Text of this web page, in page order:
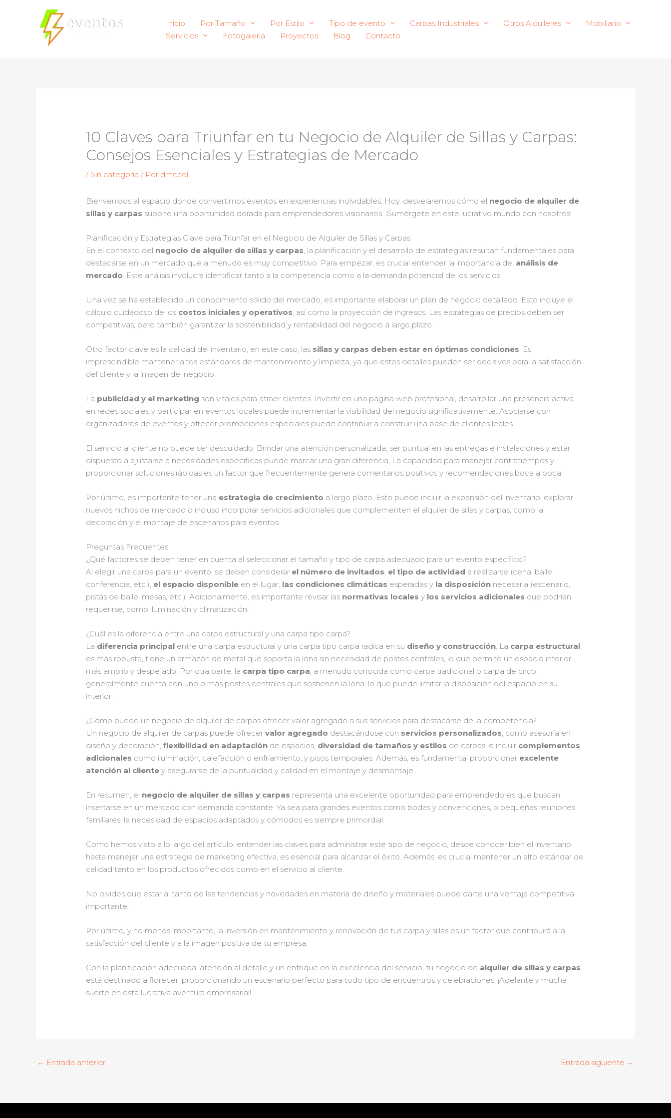
Inicio Por Tamaño Por Estilo Tipo de evento Carpas Industriales Otros Alquileres
Mobiliario
Servicios
Fotogaleria Proyectos Blog Contacto
10 Claves para Triunfar en tu Negocio de Alquiler de Sillas y Carpas:
Consejos Esenciales y Estrategias de Mercado
/ Sin categoría / Por dmccol
Bienvenidos al espacio donde convertimos eventos en experiencias inolvidables. Hoy, desvelaremos cómo el negocio de alquiler de
sillas y carpas supone una oportunidad dorada para emprendedores visionarios. ¡Sumérgete en este lucrativo mundo con nosotros!
Planificación y Estrategias Clave para Triunfar en el Negocio de Alquiler de Sillas y Carpas
En el contexto del negocio de alquiler de sillas y carpas, la planificación y el desarrollo de estrategias resultan fundamentales para
destacarse en un mercado que a menudo es muy competitivo. Para empezar, es crucial entender la importancia del análisis de
mercado. Este análisis involucra identificar tanto a la competencia como a la demanda potencial de los servicios.
Una vez se ha establecido un conocimiento sólido del mercado, es importante elaborar un plan de negocio detallado. Esto incluye el
cálculo cuidadoso de los costos iniciales y operativos, así como la proyección de ingresos. Las estrategias de precios deben ser
competitivas, pero también garantizar la sostenibilidad y rentabilidad del negocio a largo plazo.
Otro factor clave es la calidad del inventario; en este caso, las sillas y carpas deben estar en óptimas condiciones. Es
imprescindible mantener altos estándares de mantenimiento y limpieza, ya que estos detalles pueden ser decisivos para la satisfacción
del cliente y la imagen del negocio.
La publicidad y el marketing son vitales para atraer clientes. Invertir en una página web profesional, desarrollar una presencia activa
en redes sociales y participar en eventos locales puede incrementar la visibilidad del negocio significativamente. Asociarse con
organizadores de eventos y ofrecer promociones especiales puede contribuir a construir una base de clientes leales.
El servicio al cliente no puede ser descuidado. Brindar una atención personalizada, ser puntual en las entregas e instalaciones y estar
dispuesto a ajustarse a necesidades específicas puede marcar una gran diferencia. La capacidad para manejar contratiempos y
proporcionar soluciones rápidas es un factor que frecuentemente genera comentarios positivos y recomendaciones boca a boca.
Por último, es importante tener una estrategia de crecimiento a largo plazo. Esto puede incluir la expansión del inventario, explorar
nuevos nichos de mercado o incluso incorporar servicios adicionales que complementen el alquiler de sillas y carpas, como la
decoración y el montaje de escenarios para eventos.
Preguntas Frecuentes
¿Qué factores se deben tener en cuenta al seleccionar el tamaño y tipo de carpa adecuado para un evento específico?
Al elegir una carpa para un evento, se deben considerar el número de invitados, el tipo de actividad a realizarse (cena, baile,
conferencia, etc.), el espacio disponible en el lugar, las condiciones climáticas esperadas y la disposición necesaria (escenario,
pistas de baile, mesas, etc.). Adicionalmente, es importante revisar las normativas locales y los servicios adicionales que podrían
requerirse, como iluminación y climatización.
¿Cuál es la diferencia entre una carpa estructural y una carpa tipo carpa?
La diferencia principal entre una carpa estructural y una carpa tipo carpa radica en su diseño y construcción. La carpa estructural
es más robusta, tiene un armazón de metal que soporta la lona sin necesidad de postes centrales, lo que permite un espacio interior
más amplio y despejado. Por otra parte, la carpa tipo carpa, a menudo conocida como carpa tradicional o carpa de circo,
generalmente cuenta con uno o más postes centrales que sostienen la lona, lo que puede limitar la disposición del espacio en su
interior.
¿Cómo puede un negocio de alquiler de carpas ofrecer valor agregado a sus servicios para destacarse de la competencia?
Un negocio de alquiler de carpas puede ofrecervalor agregado destacándose con servicios personalizados, como asesoría en
diseño y decoración,flexibilidad en adaptación de espacios, diversidad de tamaños y estilos de carpas, e incluir complementos
adicionales como iluminación, calefacción o enfriamiento, y pisos temporales. Además, es fundamental proporcionar excelente
atención al cliente y asegurarse de la puntualidad y calidad en el montaje y desmontaje.
En resumen, el negocio de alquiler de sillas y carpas representa una excelente oportunidad para emprendedores que buscan
insertarse en un mercado con demanda constante. Ya sea para grandes eventos como bodas y convenciones, o pequeñas reuniones
familiares, la necesidad de espacios adaptados y cómodos es siempre primordial.
Como hemos visto a lo largo del artículo, entender las claves para administrar este tipo de negocio, desde conocer bien el inventario
hasta manejar una estrategia de marketing efectiva, es esencial para alcanzar el éxito. Además, es crucial mantener un alto estándar de
calidad tanto en los productos ofrecidos como en el servicio al cliente.
No olvides que estar al tanto de las tendencias y novedades en materia de diseño y materiales puede darte una ventaja competitiva
importante.
Por último, y no menos importante, la inversión en mantenimiento y renovación de tus carpa y sillas es un factor que contribuirá a la
satisfacción del cliente y a la imagen positiva de tu empresa.
Con la planificación adecuada, atención al detalle y un enfoque en la excelencia del servicio, tu negocio de alquiler de sillas y carpas
está destinado a florecer, proporcionando un escenario perfecto para todo tipo de encuentros y celebraciones. ¡Adelante y mucha
suerte en esta lucrativa aventura empresarial!
← Entrada anterior Entrada siguiente →